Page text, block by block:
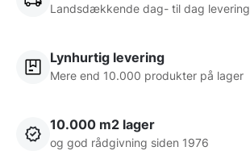
Landsdækkende dag- til dag levering
Lynhurtig levering
Mere end 10.000 produkter på lager
10.000 m2 lager
og god rådgivning siden 1976